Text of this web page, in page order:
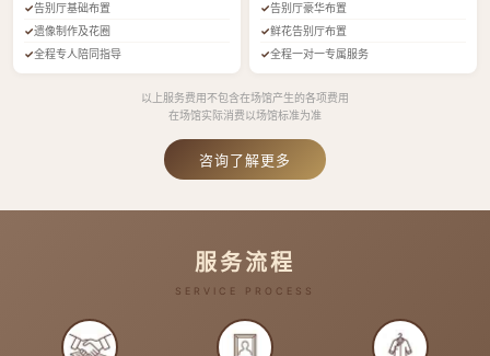
告别厅基础布置
遗像制作及花圈
全程专人陪同指导
告别厅豪华布置
鲜花告别厅布置
全程一对一专属服务
以上服务费用不包含在场馆产生的各项费用
在场馆实际消费以场馆标准为准
咨询了解更多
服务流程
SERVICE PROCESS